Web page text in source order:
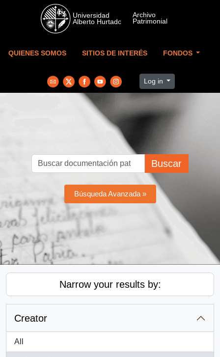
Skip to main content
QUIENES SOMOS SITIOS DE INTERÉS FONDOS
Log in
Buscar
Búsqueda Avanzada »
Narrow your results by:
Creator
All